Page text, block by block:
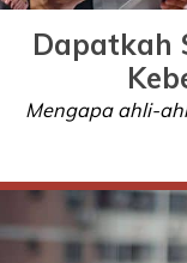
Dapatkah
Mengapa ahli-